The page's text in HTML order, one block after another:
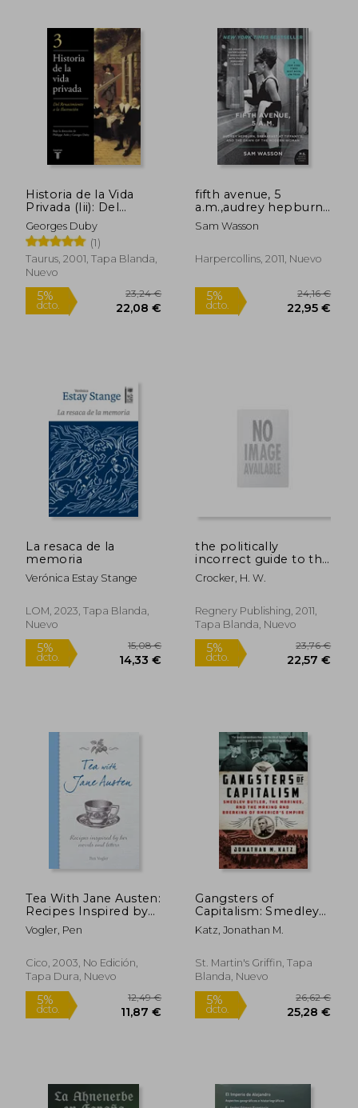
5%
dcto. 16,15 €
5%
dcto.
5%
dcto. 24,67 € dcto.
Historia de la Vida
Privada (Iii): Del
Renacimiento a la
Ilustrac ion
Georges Duby
(1)
Taurus, 2001, Tapa Blanda,
Nuevo
fifth avenue, 5
a.m.,audrey hepburn,
breakfast at tiffany`s,
and the dawn of the
Sam Wasson
Harpercollins, 2011, Nuevo
5%
dcto.
La resaca de la
memoria
Verónica Estay Stange
LOM, 2023, Tapa Blanda,
Nuevo
the politically
incorrect guide to the
british empire (en
Inglés)
Crocker, H. W.
Regnery Publishing, 2011,
Tapa Blanda, Nuevo
Tea With Jane Austen:
Recipes Inspired by
her Novels and
Letters (en Inglés)
Vogler, Pen
Cico, 2003, No Edición,
Tapa Dura, Nuevo
Gangsters of
Capitalism: Smedley
Butler, the Marines,
and the Making and
America'S Empire (en
Inglés)
Katz, Jonathan M.
St. Martin's Griffin, Tapa
Blanda, Nuevo